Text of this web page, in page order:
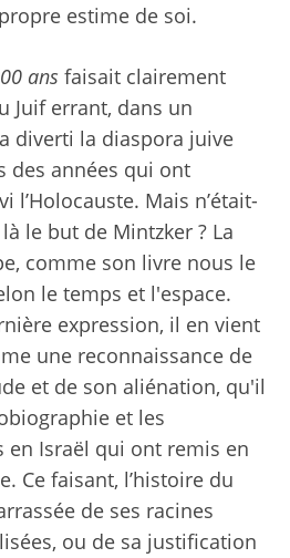
estime de soi.
ans faisait clairement
Juif errant, dans un
diverti la diaspora juive
des années qui ont
l’Holocauste. Mais n’était-
le but de Mintzker ? La
comme son livre nous le
le temps et l'espace.
expression, il en vient
une reconnaissance de
et de son aliénation, qu'il
et les
en Israël qui ont remis en
Ce faisant, l’histoire du
de ses racines
ou de sa justification